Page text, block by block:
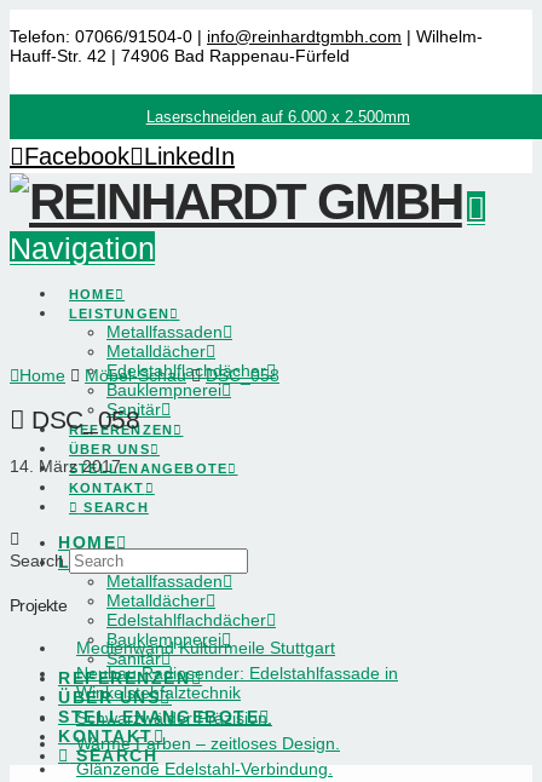
Telefon: 07066/91504-0 | info@reinhardtgmbh.com | Wilhelm-
Hauff-Str. 42 | 74906 Bad Rappenau-Fürfeld
Laserschneiden auf 6.000 x 2.500mm
Facebook LinkedIn
Navigation
HOME
LEISTUNGEN
Metallfassaden
Metalldächer
Edelstahlflachdächer
Bauklempnerei
Sanitär
REFERENZEN
ÜBER UNS
STELLENANGEBOTE
KONTAKT
SEARCH
HOME
LEISTUNGEN
Metallfassaden
Metalldächer
Edelstahlflachdächer
Bauklempnerei
Sanitär
REFERENZEN
ÜBER UNS
STELLENANGEBOTE
KONTAKT
SEARCH
Home Möbel-Schau DSC_058
DSC_058
14. März 2017
Search
Projekte
Medienwand Kulturmeile Stuttgart
Neubau Radiosender: Edelstahlfassade in
Winkelstehfalztechnik
Schwarzwälder Präzision.
Warme Farben – zeitloses Design.
Glänzende Edelstahl-Verbindung.